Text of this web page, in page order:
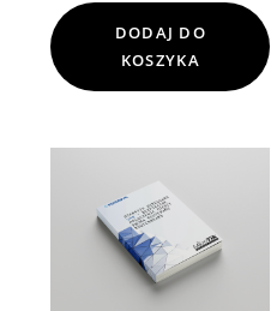
DODAJ DO
KOSZYKA